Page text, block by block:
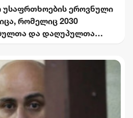
უსაფრთხოების ეროვნული
რომელიც 2030
და დაღუპულთა